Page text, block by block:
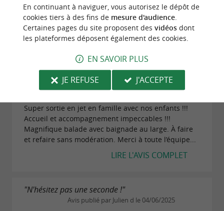
Willy pour nous avoir accompagné, à Cédric pour
nous avoir fait découvrir cette activité, et à toute
l'équipe pour sa bonne humeur contagieuse...
"Exceptionnel"
Avis publié par Carine I le 04/07/2025
Super sortie en jet en famille avec nos enfants !!!
Accueil et accompagnement impeccables !!!
Magnifique balade avec baignade au large. À faire
et refaire sans modération. Merci à toute l’équipe...
LIRE L'AVIS COMPLET
"N'hésitez pas une seconde !"
Avis publié par Julien d le 04/06/2025
En continuant à naviguer, vous autorisez le dépôt de
cookies tiers à des fins de mesure d'audience.
Certaines pages du site proposent des vidéosdont
les plateformes déposent également des cookies.
EN SAVOIR PLUS
JE REFUSE
J'ACCEPTE